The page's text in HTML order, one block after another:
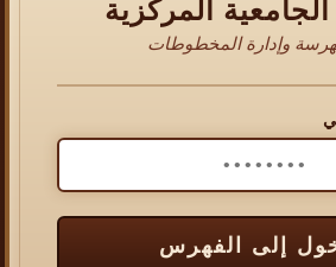
الجامعية المركزية
وإدارة المخطوطات
إلى الفهرس